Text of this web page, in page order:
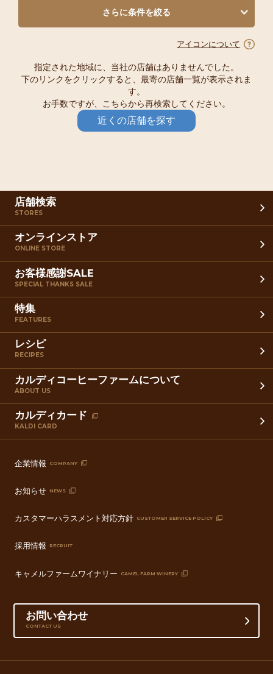
さらに条件を絞る
アイコンについて
指定された地域に、当社の店舗はありませんでした。
下のリンクをクリックすると、最寄の店舗一覧が表示されま
す。
お手数ですが、こちらから再検索してください。
近くの店舗を探す
店舗検索
STORES
オンラインストア
ONLINE STORE
お客様感謝SALE
SPECIAL THANKS SALE
特集
FEATURES
レシピ
RECIPES
カルディコーヒーファームについて
ABOUT US
カルディカード
KALDI CARD
企業情報 COMPANY
お知らせ NEWS
カスタマーハラスメント対応方針 CUSTOMER SERVICE POLICY
採用情報 RECRUIT
キャメルファームワイナリー CAMEL FARM WINERY
お問い合わせ
CONTACT US